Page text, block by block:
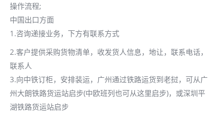
操作流程;
中国出口方面
1.咨询递接业务，下方有联系方式
2.客户提供采购货物清单，收发货人信息，地让，联系电话，
联系人
3.向中铁订柜，安排装运，广州通过铁路运货到老挝，可从广
州大朗铁路货运站启步(中欧班列也可从这里启步)，或深圳平
湖铁路货运站启步